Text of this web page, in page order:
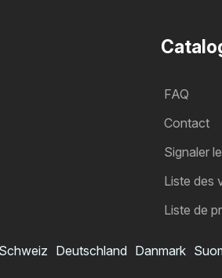
FAQ
Contact
Signaler
Liste des
Liste de
Schweiz Deutschland Danmark